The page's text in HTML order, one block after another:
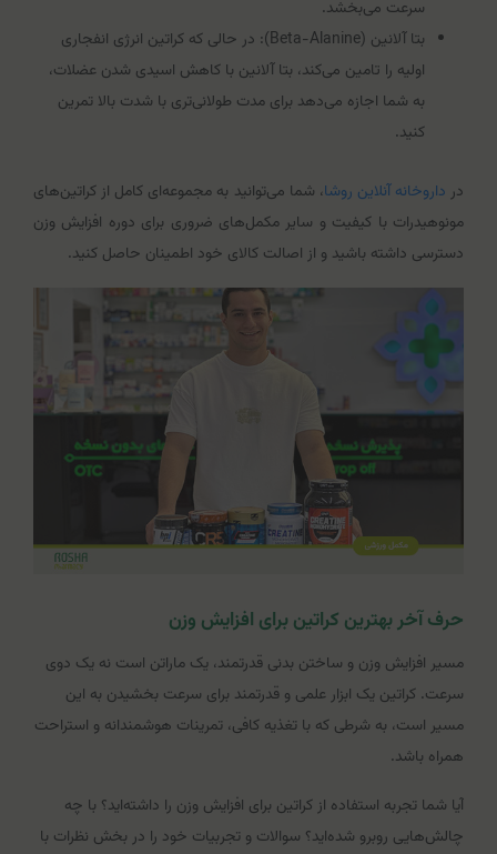
سرعت می‌بخشد.
بتا آلانین (Beta-Alanine): در حالی که کراتین انرژی انفجاری
اولیه را تامین می‌کند، بتا آلانین با کاهش اسیدی شدن عضلات،
به شما اجازه می‌دهد برای مدت طولانی‌تری با شدت بالا تمرین
کنید.
در داروخانه آنلاین روشا، شما می‌توانید به مجموعه‌ای کامل از کراتین‌های
مونوهیدرات با کیفیت و سایر مکمل‌های ضروری برای دوره افزایش وزن
دسترسی داشته باشید و از اصالت کالای خود اطمینان حاصل کنید.
حرف آخر بهترین کراتین برای افزایش وزن
مسیر افزایش وزن و ساختن بدنی قدرتمند، یک ماراتن است نه یک دوی
سرعت. کراتین یک ابزار علمی و قدرتمند برای سرعت بخشیدن به این
مسیر است، به شرطی که با تغذیه کافی، تمرینات هوشمندانه و استراحت
همراه باشد.
آیا شما تجربه استفاده از کراتین برای افزایش وزن را داشته‌اید؟ با چه
چالش‌هایی روبرو شده‌اید؟ سوالات و تجربیات خود را در بخش نظرات با